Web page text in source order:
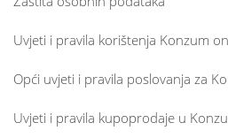
Uvjeti i pravila korištenja Konzum
Opći uvjeti i pravila poslovanja za
Uvjeti i pravila kupoprodaje u